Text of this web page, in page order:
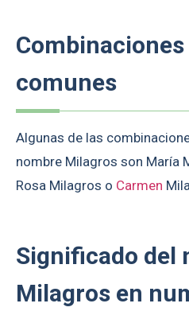
comunes
Algunas de las
nombre Milagros son María
Rosa Milagros o Carmen
Significado del
Milagros en